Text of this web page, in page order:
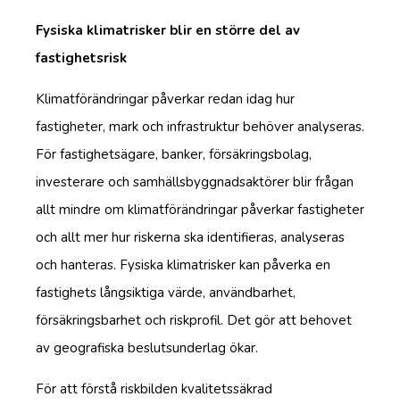
Fysiska klimatrisker blir en större del av
fastighetsrisk
Klimatförändringar påverkar redan idag hur
fastigheter, mark och infrastruktur behöver analyseras.
För fastighetsägare, banker, försäkringsbolag,
investerare och samhällsbyggnadsaktörer blir frågan
allt mindre om klimatförändringar påverkar fastigheter
och allt mer hur riskerna ska identifieras, analyseras
och hanteras. Fysiska klimatrisker kan påverka en
fastighets långsiktiga värde, användbarhet,
försäkringsbarhet och riskprofil. Det gör att behovet
av geografiska beslutsunderlag ökar.
För att förstå riskbilden kvalitetssäkrad